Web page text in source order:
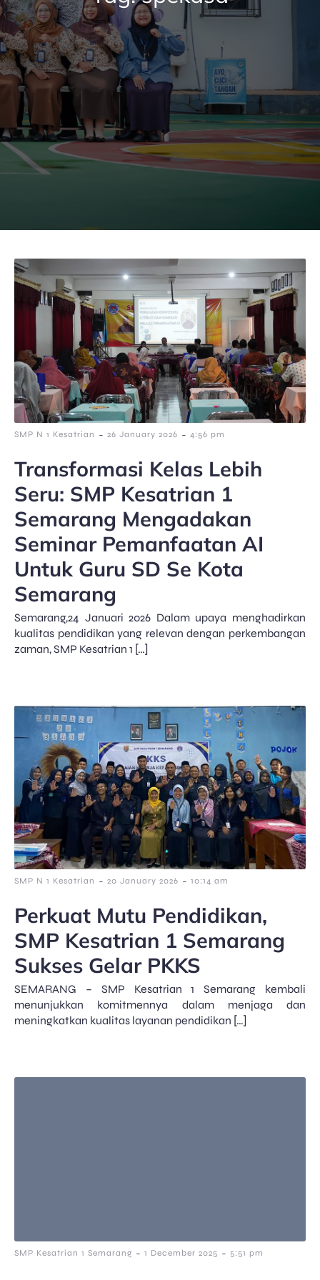
SMP N 1 Kesatrian - 26 January 2026 - 4:56 pm
Transformasi Kelas Lebih
Seru: SMP Kesatrian 1
Semarang Mengadakan
Seminar Pemanfaatan AI
Untuk Guru SD Se Kota
Semarang
Semarang,24 Januari 2026 Dalam upaya menghadirkan
kualitas pendidikan yang relevan dengan perkembangan
zaman, SMP Kesatrian 1 […]
SMP N 1 Kesatrian - 20 January 2026 - 10:14 am
Perkuat Mutu Pendidikan,
SMP Kesatrian 1 Semarang
Sukses Gelar PKKS
SEMARANG – SMP Kesatrian 1 Semarang kembali
menunjukkan komitmennya dalam menjaga dan
meningkatkan kualitas layanan pendidikan […]
SMP Kesatrian 1 Semarang - 1 December 2025 - 5:51 pm